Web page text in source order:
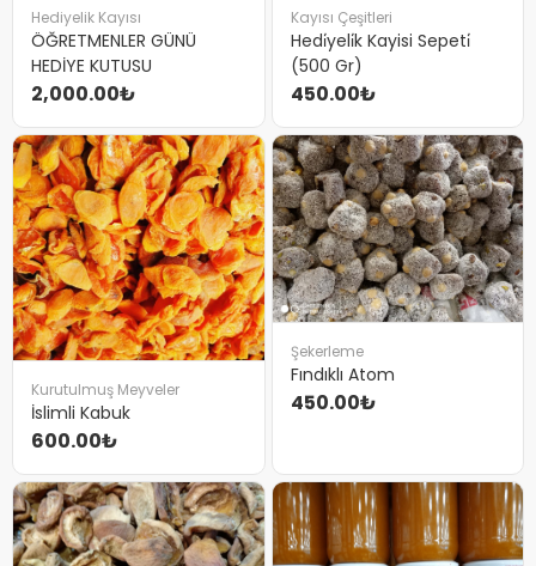
Hediyelik Kayısı
ÖĞRETMENLER GÜNÜ
HEDİYE KUTUSU
2,000.00₺
Kayısı Çeşitleri
Hedi̇yeli̇k Kayisi Sepeti̇
(500 Gr)
450.00₺
Kurutulmuş Meyveler
İslimli Kabuk
600.00₺
Şekerleme
Fındıklı Atom
450.00₺